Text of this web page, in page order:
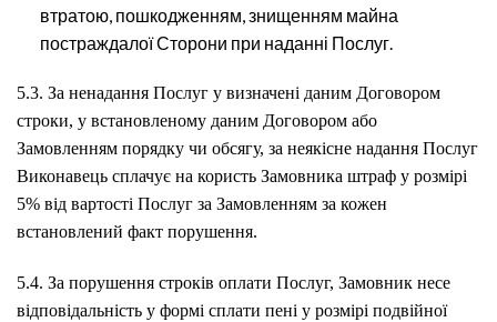
втратою, пошкодженням, знищенням майна
постраждалої Сторони при наданні Послуг.
5.3. За ненадання Послуг у визначені даним Договором
строки, у встановленому даним Договором або
Замовленням порядку чи обсягу, за неякісне надання Послуг
Виконавець сплачує на користь Замовника штраф у розмірі
5% від вартості Послуг за Замовленням за кожен
встановлений факт порушення.
5.4. За порушення строків оплати Послуг, Замовник несе
відповідальність у формі сплати пені у розмірі подвійної